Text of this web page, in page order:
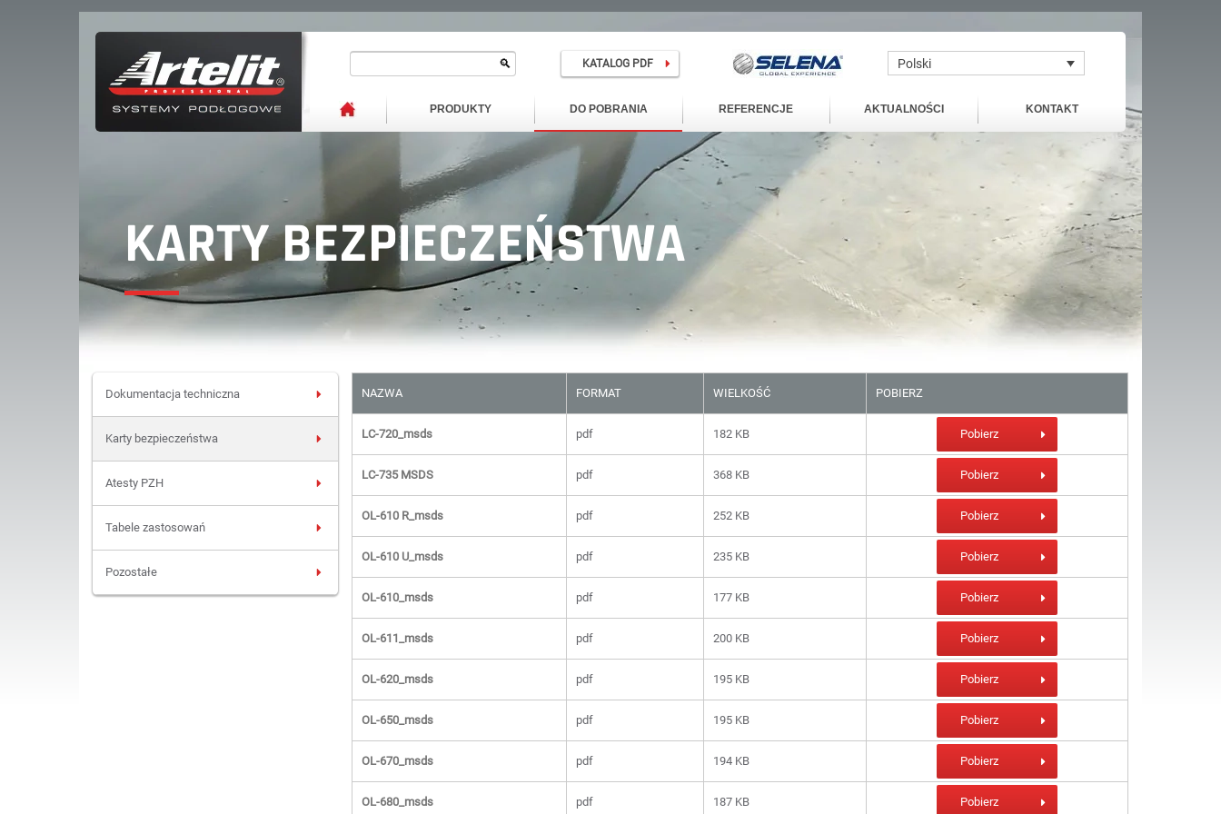
KATALOG PDF Polski
PRODUKTY DO POBRANIA REFERENCJE AKTUALNOŚCI KONTAKT
KARTY BEZPIECZEŃSTWA
Dokumentacja techniczna
Karty bezpieczeństwa
Atesty PZH
Tabele zastosowań
Pozostałe
NAZWA FORMAT WIELKOŚĆ POBIERZ
LC-720_msds pdf 182 KB Pobierz
LC-735 MSDS pdf 368 KB Pobierz
OL-610 R_msds pdf 252 KB Pobierz
OL-610 U_msds pdf 235 KB Pobierz
OL-610_msds pdf 177 KB Pobierz
OL-611_msds pdf 200 KB Pobierz
OL-620_msds pdf 195 KB Pobierz
OL-650_msds pdf 195 KB Pobierz
OL-670_msds pdf 194 KB Pobierz
OL-680_msds pdf 187 KB Pobierz